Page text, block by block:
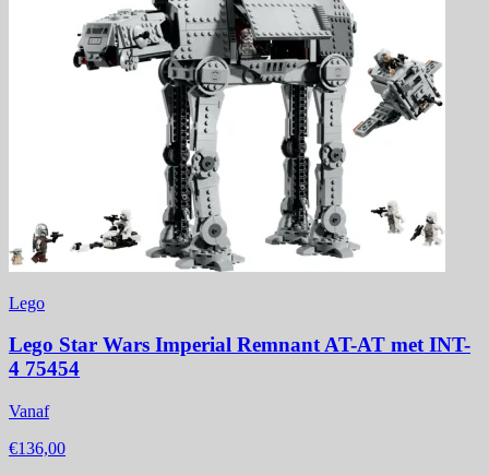
Lego
Lego Star Wars Imperial Remnant AT-AT met INT-
4 75454
Vanaf
€136,00